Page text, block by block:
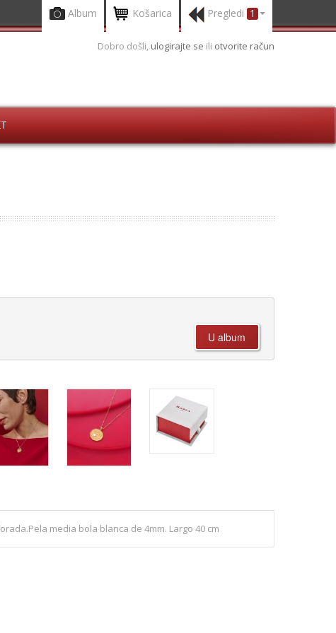
Album Košarica Pregledi 1
Dobro došli, ulogirajte se ili otvorite račun
media bola blanca de 4mm. Largo 40 cm